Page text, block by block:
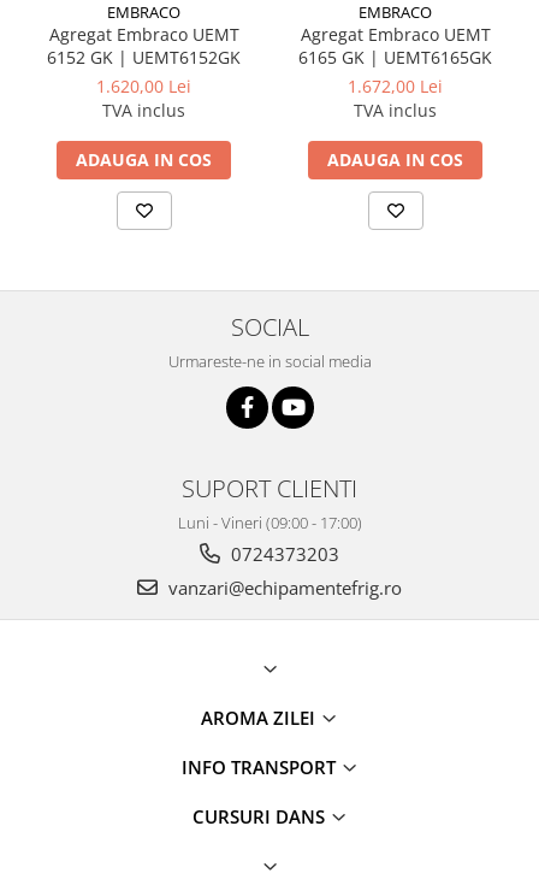
EMBRACO
Agregat Embraco UEMT
6152 GK | UEMT6152GK
1.620,00 Lei
TVA inclus
ADAUGA IN COS
EMBRACO
Agregat Embraco UEMT
6165 GK | UEMT6165GK
1.672,00 Lei
TVA inclus
ADAUGA IN COS
SOCIAL
Urmareste-ne in social media
SUPORT CLIENTI
Luni - Vineri (09:00 - 17:00)
0724373203
vanzari@echipamentefrig.ro
AROMA ZILEI
INFO TRANSPORT
CURSURI DANS